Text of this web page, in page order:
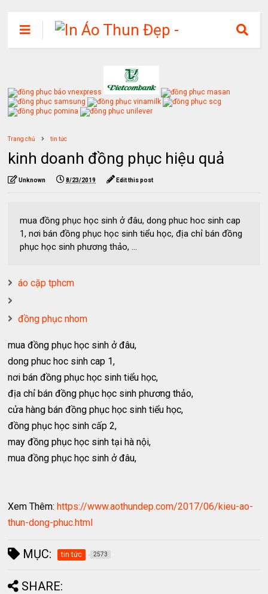
Trang chủ tin tức
kinh doanh đồng phục hiệu quả
Unknown 8/23/2019 Edit this post
mua đồng phục học sinh ở đâu, dong phuc hoc sinh cap
1, nơi bán đồng phục học sinh tiểu học, địa chỉ bán đồng
phục học sinh phương thảo, ...
áo cặp tphcm
đồng phục nhom
mua đồng phục học sinh ở đâu,
dong phuc hoc sinh cap 1,
nơi bán đồng phục học sinh tiểu học,
địa chỉ bán đồng phục học sinh phương thảo,
cửa hàng bán đồng phục học sinh tiểu học,
đồng phục học sinh cấp 2,
may đồng phục học sinh tại hà nội,
mua đồng phục học sinh ở đâu,
Xem Thêm:https://www.aothundep.com/2017/06/kieu-ao-
thun-dong-phuc.html
MỤC: tin tức 2573
SHARE: